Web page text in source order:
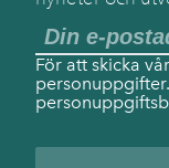
För att skicka
personuppgifter.